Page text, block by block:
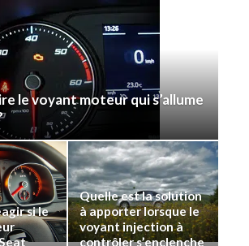
le voyant moteur qui s’allume
si le
Quelle est la solution
à apporter lorsque le
voyant injection à
contrôler s’enclenche